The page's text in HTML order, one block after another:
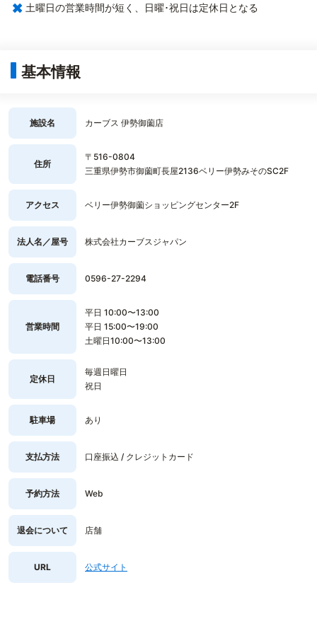
× 土曜日の営業時間が短く、日曜･祝日は定休日となる
基本情報
施設名 カーブス 伊勢御薗店
住所
〒516-0804
三重県伊勢市御薗町長屋2136ベリー伊勢みそのSC2F
アクセス ベリー伊勢御薗ショッピングセンター2F
法人名／屋号 株式会社カーブスジャパン
電話番号 0596-27-2294
営業時間
平日 10:00〜13:00
平日 15:00〜19:00
土曜日10:00〜13:00
定休日
毎週日曜日
祝日
駐車場 あり
支払方法 口座振込 / クレジットカード
予約方法 Web
退会について 店舗
URL 公式サイト